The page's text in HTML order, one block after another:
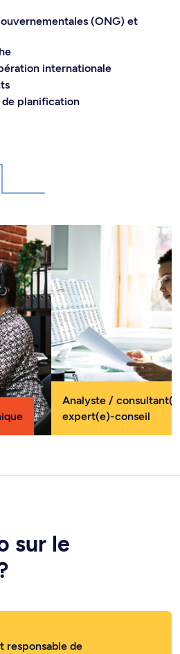
(ONG) et
internationale
planification
Analyste /
expert(e)-conseil
sur le
responsable de